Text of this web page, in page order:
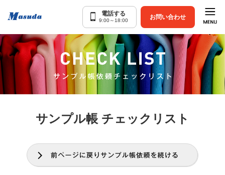
電話する
9:00～18:00 お問い合わせ
サンプル帳 チェックリスト